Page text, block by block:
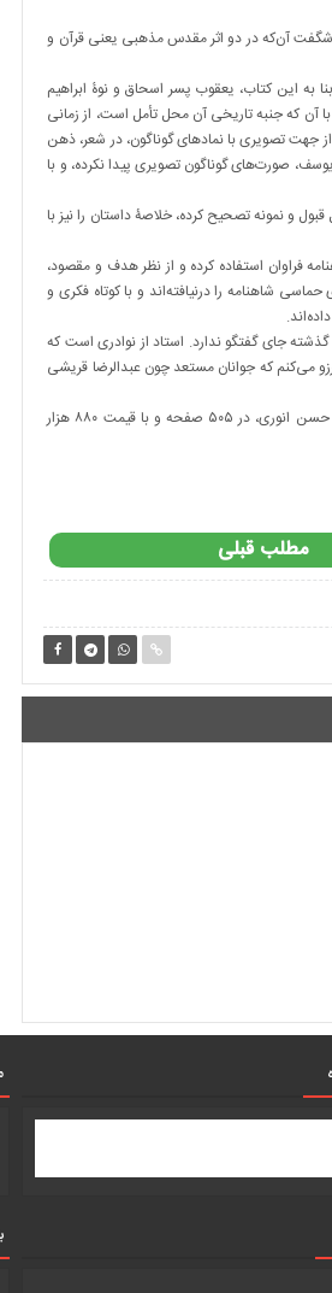
شگفت آن‌که در دو اثر مقدس مذهبی یعنی قرآن و
این کتاب، یعقوب پسر اسحاق و نوۀ ابراهیم
آن که جنبه تاریخی آن محل تأمل است، از زمانی
جهت تصویری با نمادهای گوناگون، در شعر، ذهن
صورت‌های گوناگون تصویری پیدا نکرده، و با
و نمونه تصحیح کرده، خلاصۀ داستان را نیز با
فراوان استفاده کرده و از نظر هدف و مقصود،
شاهنامه را درنیافته‌اند و با کوتاه فکری و
جای گفتگو ندارد. استاد از نوادری است که
می‌کنم که جوانان مستعد چون عبدالرضا قریشی
مثنوی «یوسف و زلیخا» با تصحیح و تحقیق عبدالرضا قریشی، زیر نظر رسول شایسته، و با یادداشت حسن انوری، در ۵۰۵ صفحه و با قیمت ۸۸۰ هزار
مطلب قبلی